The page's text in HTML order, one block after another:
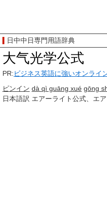
日中中日専門用語辞典
大气光学公式
PR:ビジネス英語に強いオンライ
ピンイン dà qì guāng xué gōng
日本語訳 エアーライト公式、エ